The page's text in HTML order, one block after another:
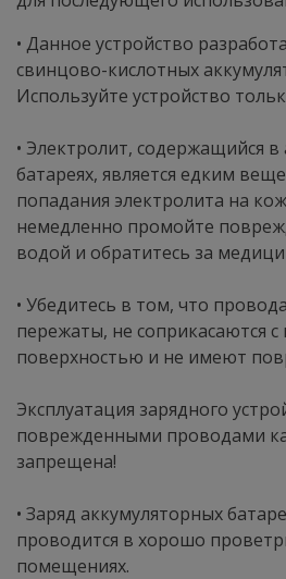
• Данное устройство
свинцово-кислотных
Используйте устройство
• Электролит, содержащийся
батареях, является едким
попадания электролита на
немедленно промойте
водой и обратитесь за
• Убедитесь в том, что
пережаты, не соприкасаются с
поверхностью и не имеют
Эксплуатация зарядного
поврежденными проводами
запрещена!
• Заряд аккумуляторных
проводится в хорошо
помещениях.